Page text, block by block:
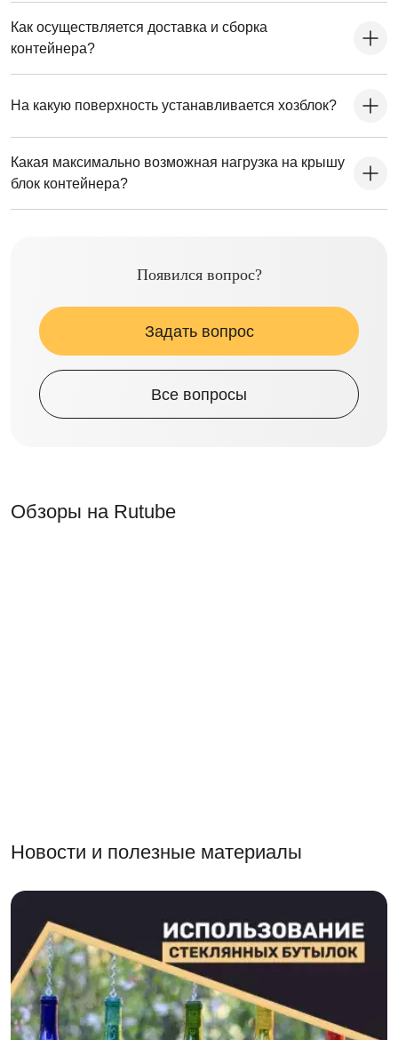
Как осуществляется доставка и сборка
контейнера?
На какую поверхность устанавливается хозблок?
Какая максимально возможная нагрузка на крышу
блок контейнера?
Появился вопрос?
Задать вопрос
Все вопросы
Обзоры на Rutube
Новости и полезные материалы